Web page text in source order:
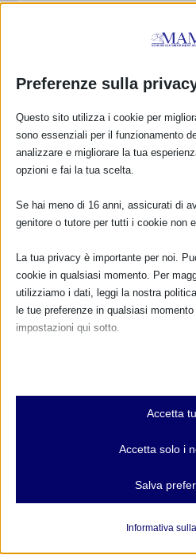
Marta o...
SAM 2014 A TORINO
diAnnalisa Paini|Ott 3, 2014|
Vitamina Mamma vi invita il 4
del Valentino (ritrovo tra viale
PER SAPERNE DI PIÙ
CALENDARIO EVENTI
TUTTI GLI
Preferenze sulla
Questo sito utilizza i cookie per
sono essenziali per il funzionamento
analizzare e migliorare la tua
opzioni e fai la tua scelta.
Se hai meno di 16 anni, assicurati di
genitore o tutore per tutti i cookie non
La tua privacy è importante per noi.
cookie in qualsiasi momento. Per
utilizziamo i dati, leggi la nostra
le tue preferenze in qualsiasi
impostazioni qui sotto.
Essenziali
I cookie e i servizi essenziali
e servizi non richiedono il
Analitici
Accetta
Accetta solo i
Salva
Informativa